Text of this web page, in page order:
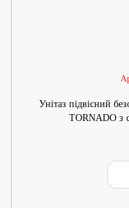
Унітаз підвісний
TORNADO з